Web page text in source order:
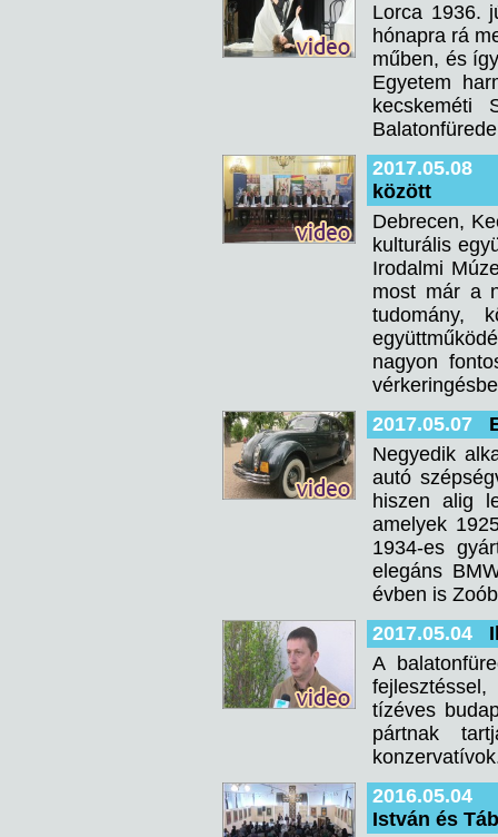
Lorca 1936.
hónapra rá
műben, és
Egyetem
kecskeméti
2017.05.08
között
Debrecen,
kulturális
Irodalmi
most már a
tudomány,
nagyon
2017.05.07
Negyedik
autó
hiszen alig
amelyek
1934-es
elegáns
évben is
2017.05.04
A
tízéves
pártnak
2016.05.04
István és